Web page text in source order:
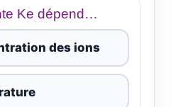
Ke dépend…
des ions